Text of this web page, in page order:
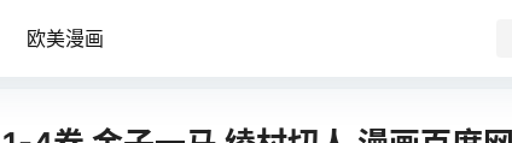
欧美漫画